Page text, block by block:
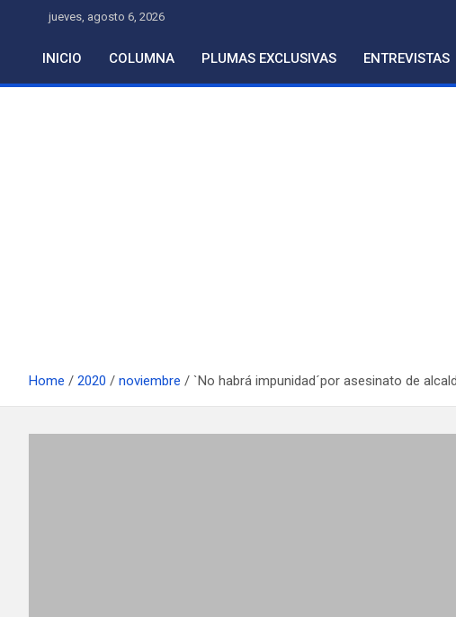
content
jueves, agosto 6, 2026
INICIO COLUMNA PLUMAS EXCLUSIVAS ENTREVISTAS
Home 2020 noviembre `No habrá impunidad´por asesinato de